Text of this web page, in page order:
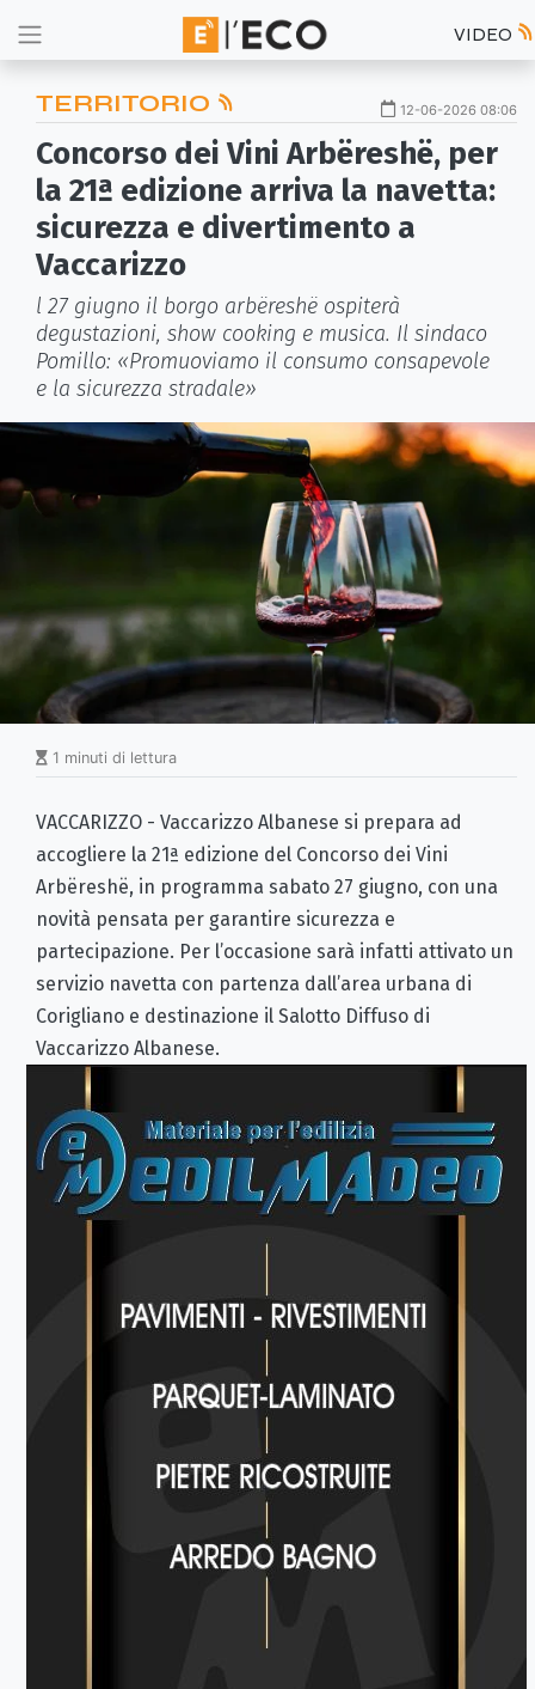
VIDEO
TERRITORIO 12-06-2026 08:06
Concorso dei Vini Arbëreshë, per
la 21ª edizione arriva la navetta:
sicurezza e divertimento a
Vaccarizzo
l 27 giugno il borgo arbëreshë ospiterà
degustazioni, show cooking e musica. Il sindaco
Pomillo: «Promuoviamo il consumo consapevole
e la sicurezza stradale»
1 minuti di lettura
VACCARIZZO - Vaccarizzo Albanese si prepara ad
accogliere la 21ª edizione del Concorso dei Vini
Arbëreshë, in programma sabato 27 giugno, con una
novità pensata per garantire sicurezza e
partecipazione. Per l’occasione sarà infatti attivato un
servizio navetta con partenza dall’area urbana di
Corigliano e destinazione il Salotto Diffuso di
Vaccarizzo Albanese.